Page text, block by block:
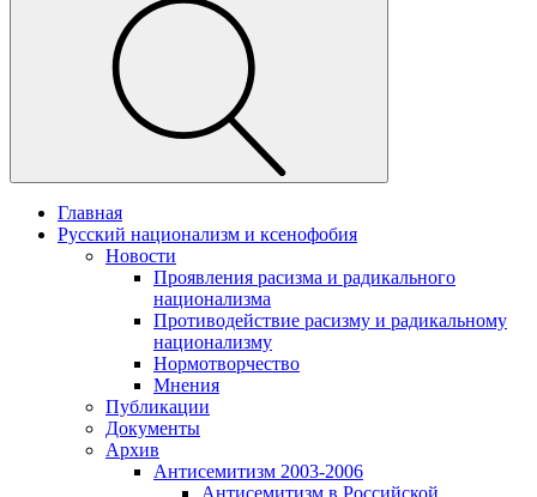
Главная
Русский национализм и ксенофобия
Новости
Проявления расизма и радикального
национализма
Противодействие расизму и радикальному
национализму
Нормотворчество
Мнения
Публикации
Документы
Архив
Антисемитизм 2003-2006
Антисемитизм в Российской